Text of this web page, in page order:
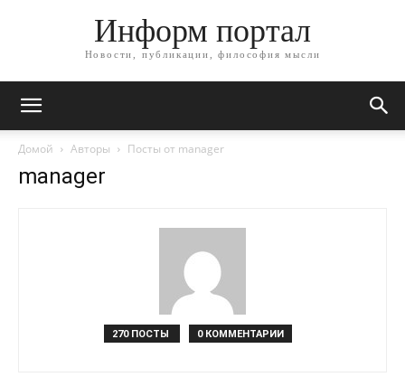
Информ портал
Новости, публикации, философия мысли
Домой Авторы Посты от manager
manager
270 ПОСТЫ 0 КОММЕНТАРИИ